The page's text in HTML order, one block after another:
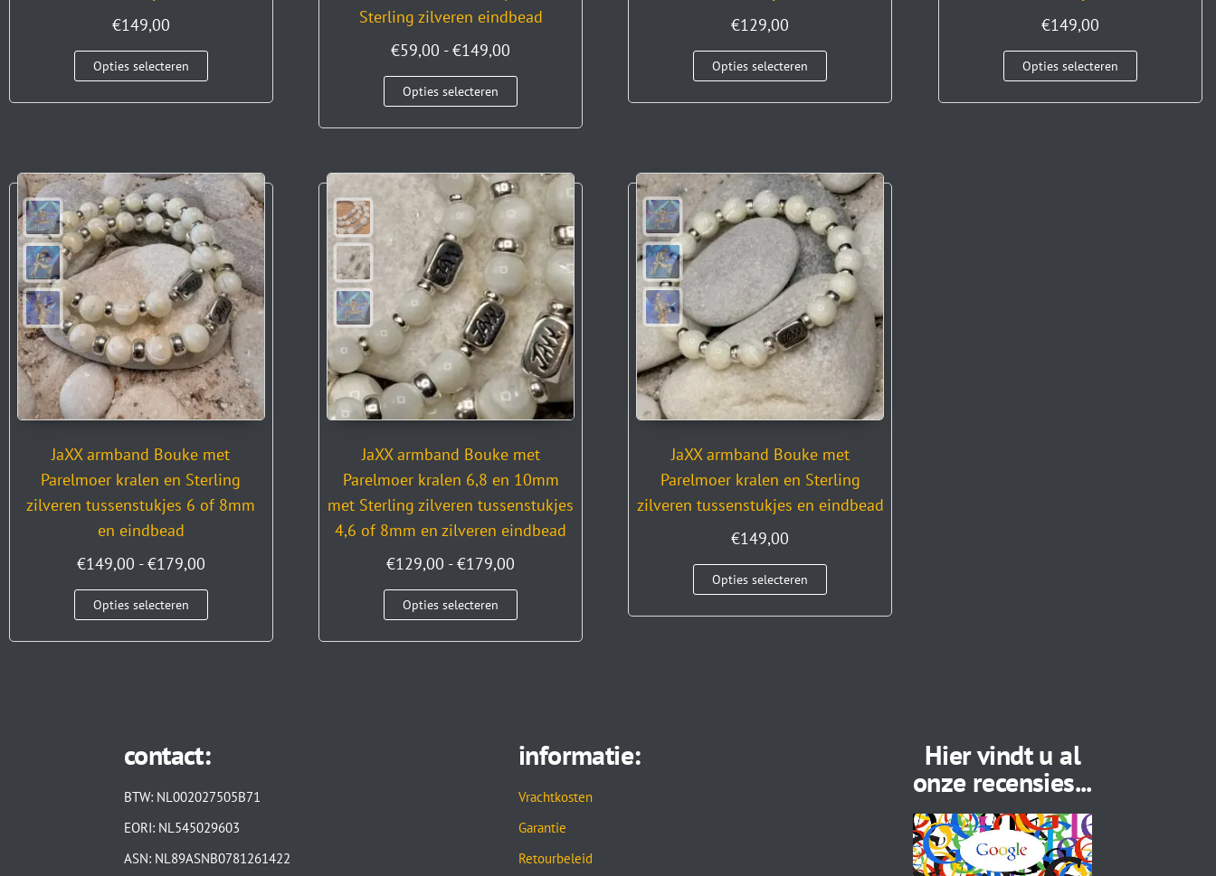
€149,00
Opties selecteren
Sterling zilveren eindbead
€59,00 - €149,00
Opties selecteren
€129,00
Opties selecteren
€149,00
Opties selecteren
JaXX armband Bouke met
Parelmoer kralen en Sterling
zilveren tussenstukjes 6 of 8mm
en eindbead
€149,00 - €179,00
Opties selecteren
JaXX armband Bouke met
Parelmoer kralen 6,8 en 10mm
met Sterling zilveren tussenstukjes
4,6 of 8mm en zilveren eindbead
€129,00 - €179,00
Opties selecteren
JaXX armband Bouke met
Parelmoer kralen en Sterling
zilveren tussenstukjes en eindbead
€149,00
Opties selecteren
contact:
BTW: NL002027505B71
EORI: NL545029603
ASN: NL89ASNB0781261422
informatie:
Vrachtkosten
Garantie
Retourbeleid
Hier vindt u al
onze recensies...